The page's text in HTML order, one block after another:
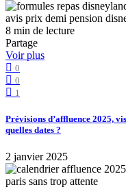
8 min de lecture
Partage
Voir plus
0
0
1
Prévisions d’affluence 2025,
quelles dates ?
2 janvier 2025